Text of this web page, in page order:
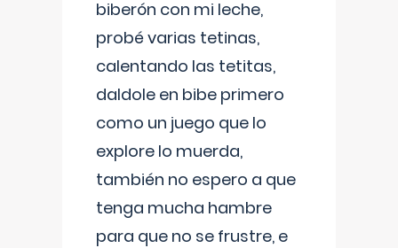
biberón con mi leche,
probé varias tetinas,
calentando las tetitas,
daldole en bibe primero
como un juego que lo
explore lo muerda,
también no espero a que
tenga mucha hambre
para que no se frustre, e